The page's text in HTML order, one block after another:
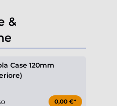
&
Case 120mm
0,00 €*